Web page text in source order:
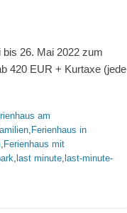
26. Mai 2022 zum
420 EUR + Kurtaxe (jede
am
, Ferienhaus in
, Ferienhaus mit
, last minute, last-minute-